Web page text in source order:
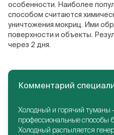
особенности. Наиболее
способом считаются
уничтожения мокриц. Ими
поверхности и объекты.
через 2 дня.
Комментарий
Холодный и горячий туманы
профессиональные способы
Холодный распыляется